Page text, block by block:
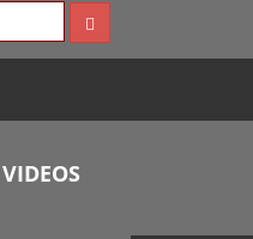
VIDEOS